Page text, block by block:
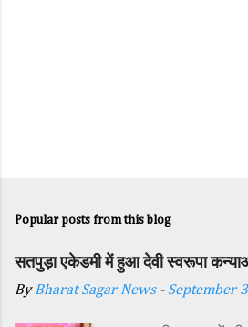
Popular posts from this blog
सतपुड़ा एकेडमी में हुआ देवी स्वरूपा
ByBharat Sagar News - September